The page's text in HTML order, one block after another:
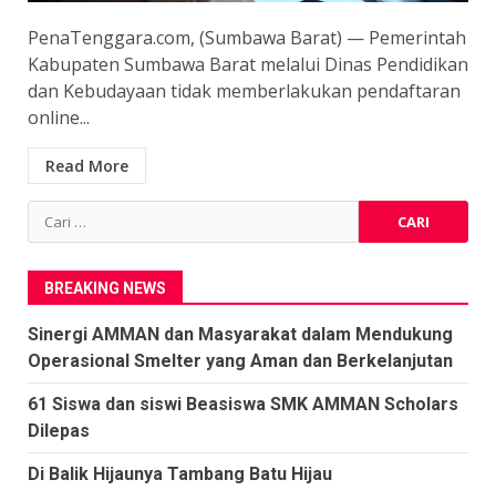
PenaTenggara.com, (Sumbawa Barat) — Pemerintah
Kabupaten Sumbawa Barat melalui Dinas Pendidikan
dan Kebudayaan tidak memberlakukan pendaftaran
online...
Read More
Cari
untuk:
BREAKING NEWS
Sinergi AMMAN dan Masyarakat dalam Mendukung
Operasional Smelter yang Aman dan Berkelanjutan
61 Siswa dan siswi Beasiswa SMK AMMAN Scholars
Dilepas
Di Balik Hijaunya Tambang Batu Hijau